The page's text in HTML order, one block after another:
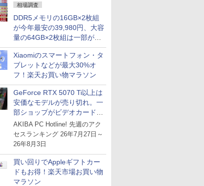
相場調査
DDR5メモリの16GB×2枚組
が今年最安の39,980円、大容
量の64GB×2枚組は一部が続
騰 [8月前半のメモリ価格]
Xiaomiのスマートフォン・タ
ブレットなどが最大30%オ
フ！楽天お買い物マラソン
GeForce RTX 5070 Ti以上は
安価なモデルが売り切れ。一
部ショップがビデオカードの
購入制限を実施したニュース
が注目を集める
AKIBA PC Hotline! 先週のアク
セスランキング 26年7月27日～
26年8月3日
買い回りでAppleギフトカー
ドもお得！楽天市場お買い物
マラソン